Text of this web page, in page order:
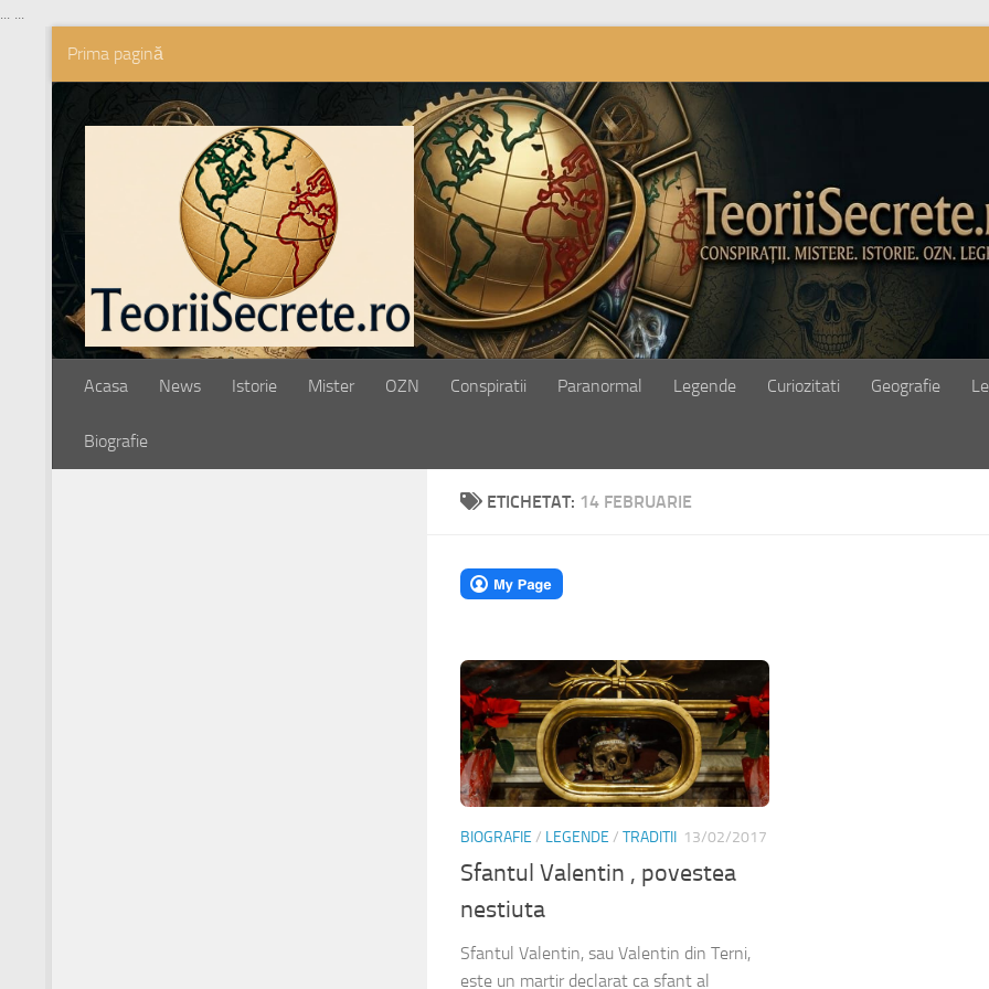
... ...
Skip to content
Prima pagină
Acasa News Istorie Mister OZN Conspiratii Paranormal Legende Curiozitati Geografie
Biografie
ETICHETAT: 14 FEBRUARIE
BIOGRAFIE / LEGENDE / TRADITII 13/02/2017
Sfantul Valentin , povestea
nestiuta
Sfantul Valentin, sau Valentin din Terni,
este un martir declarat ca sfant al